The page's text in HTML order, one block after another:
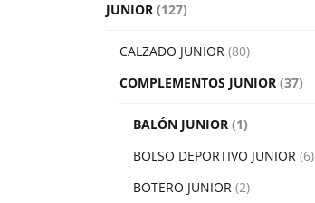
JUNIOR (127)
CALZADO JUNIOR (80)
COMPLEMENTOS JUNIOR (37)
BALÓN JUNIOR (1)
BOLSO DEPORTIVO JUNIOR (6)
BOTERO JUNIOR (2)